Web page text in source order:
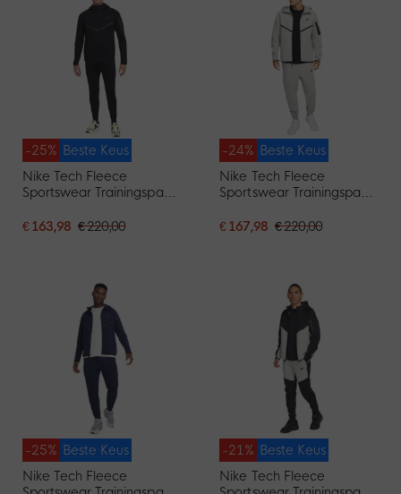
Beste Keus
-25%
Nike Tech Fleece
Sportswear Trainingspak
€ 163,98 € 220,00
Beste Keus
-24%
Nike Tech Fleece
Sportswear Trainingspak
€ 167,98 € 220,00
Beste Keus
-25%
Nike Tech Fleece
Beste Keus
-21%
Nike Tech Fleece